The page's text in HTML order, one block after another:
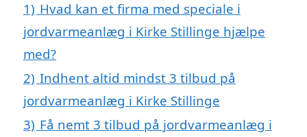
1) Hvad kan et firma med speciale i
jordvarmeanlæg i Kirke Stillinge hjælpe
med?
2) Indhent altid mindst 3 tilbud på
jordvarmeanlæg i Kirke Stillinge
3) Få nemt 3 tilbud på jordvarmeanlæg i